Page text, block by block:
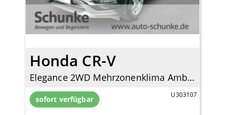
Honda CR-V
Elegance 2WD Mehrzonenklima Ambientebeleuchtung SHZ Rückfahrkam. Notbremsass. Temp
sofort verfügbar U303107